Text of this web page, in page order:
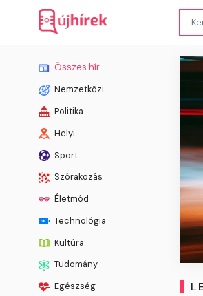
Összes hír
Nemzetközi
Politika
Helyi
Sport
Szórakozás
Életmód
Technológia
Kultúra
Tudomány
Egészség
Hadat üzentek: így
illegális gyorsulási